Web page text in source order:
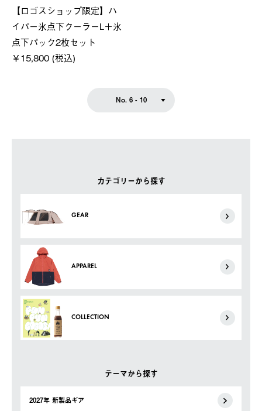
カテゴリーから探す
GEAR
APPAREL
COLLECTION
テーマから探す
2027年 新製品ギア
【ロゴスショップ限定】ハ
イパー氷点下クーラーL＋氷
点下パック2枚セット
￥15,800 (税込)
No. 6 - 10